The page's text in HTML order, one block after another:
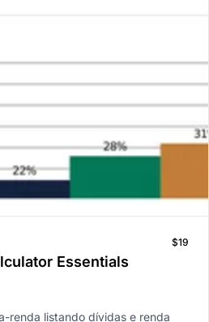
Essentials
$19
renda listando dívidas e renda